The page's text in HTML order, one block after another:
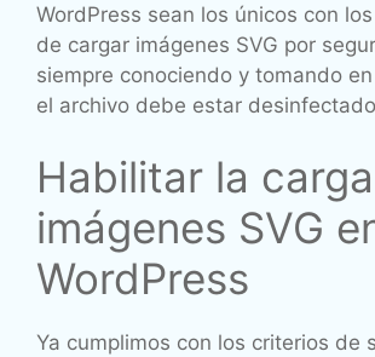
WordPress sean los únicos con
de cargar imágenes SVG por
siempre conociendo y tomando
el archivo debe estar
Habilitar la
imágenes SVG
WordPress
Ya cumplimos con los criterios de